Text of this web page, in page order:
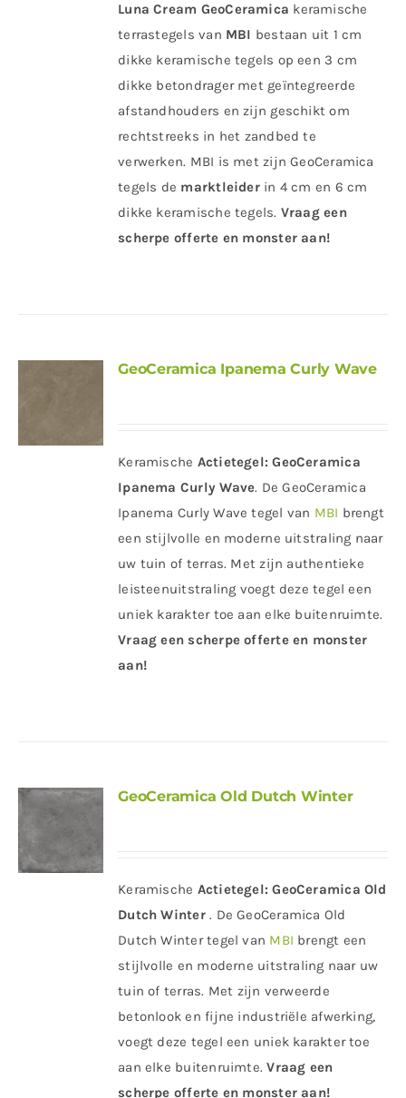
Luna Cream GeoCeramica keramische
terrastegels van MBI bestaan uit 1 cm
dikke keramische tegels op een 3 cm
dikke betondrager met geïntegreerde
afstandhouders en zijn geschikt om
rechtstreeks in het zandbed te
verwerken. MBI is met zijn GeoCeramica
tegels de marktleiderin 4 cm en 6 cm
dikke keramische tegels. Vraag een
scherpe offerte en monster aan!
GeoCeramica Ipanema Curly Wave
Keramische Actietegel: GeoCeramica
Ipanema Curly Wave. De GeoCeramica
Ipanema Curly Wave tegel van MBI brengt
een stijlvolle en moderne uitstraling naar
uw tuin of terras. Met zijn authentieke
leisteenuitstraling voegt deze tegel een
uniek karakter toe aan elke buitenruimte.
Vraag een scherpe offerte en monster
aan!
GeoCeramica Old Dutch Winter
Keramische Actietegel: GeoCeramica Old
Dutch Winter. De GeoCeramica Old
Dutch Winter tegel van MBI brengt een
stijlvolle en moderne uitstraling naar uw
tuin of terras. Met zijn verweerde
betonlook en fijne industriële afwerking,
voegt deze tegel een uniek karakter toe
aan elke buitenruimte.Vraag een
scherpe offerte en monster aan!